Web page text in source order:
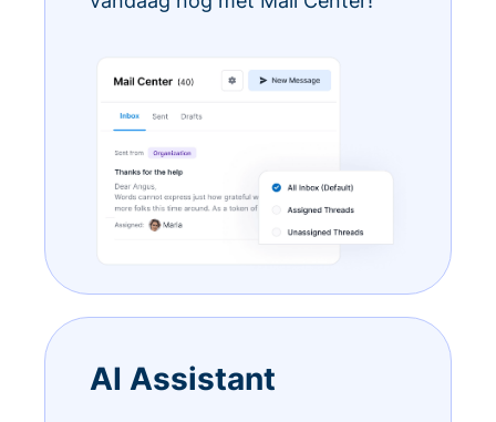
AI Assistant